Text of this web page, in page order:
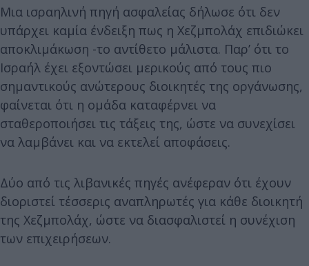
Μια ισραηλινή πηγή ασφαλείας δήλωσε ότι δεν
υπάρχει καμία ένδειξη πως η Χεζμπολάχ επιδιώκει
αποκλιμάκωση -το αντίθετο μάλιστα. Παρ’ ότι το
Ισραήλ έχει εξοντώσει μερικούς από τους πιο
σημαντικούς ανώτερους διοικητές της οργάνωσης,
φαίνεται ότι η ομάδα καταφέρνει να
σταθεροποιήσει τις τάξεις της, ώστε να συνεχίσει
να λαμβάνει και να εκτελεί αποφάσεις.
Δύο από τις λιβανικές πηγές ανέφεραν ότι έχουν
διοριστεί τέσσερις αναπληρωτές για κάθε διοικητή
της Χεζμπολάχ, ώστε να διασφαλιστεί η συνέχιση
των επιχειρήσεων.